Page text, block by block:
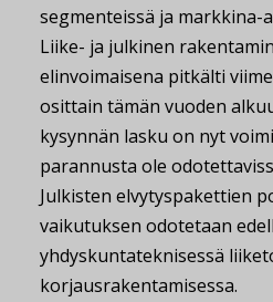
segmenteissä ja markkina-
Liike- ja julkinen
elinvoimaisena pitkälti
osittain tämän vuoden
kysynnän lasku on nyt
parannusta ole
Julkisten elvytyspakettien
vaikutuksen odotetaan
yhdyskuntateknisessä
korjausrakentamisessa.